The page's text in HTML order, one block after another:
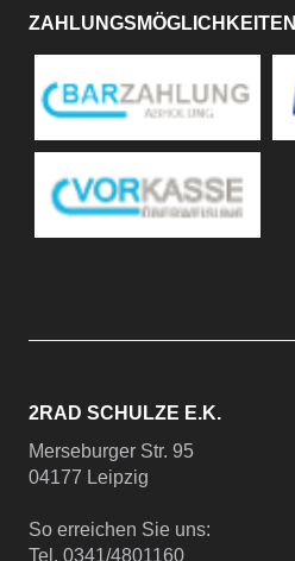
ZAHLUNGSMÖGLICHKEITEN
2RAD SCHULZE E.K.
Merseburger Str. 95
04177 Leipzig
So erreichen Sie uns:
Tel. 0341/4801160